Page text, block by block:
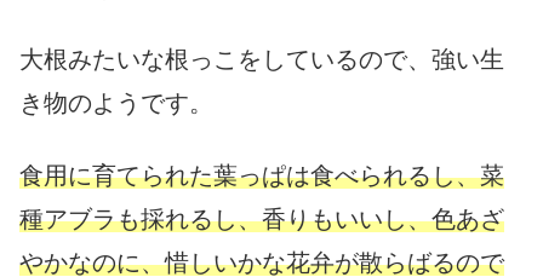
大根みたいな根っこをしているので、強い生
き物のようです。
食用に育てられた葉っぱは食べられるし、菜
種アブラも採れるし、香りもいいし、色あざ
やかなのに、惜しいかな花弁が散らばるので